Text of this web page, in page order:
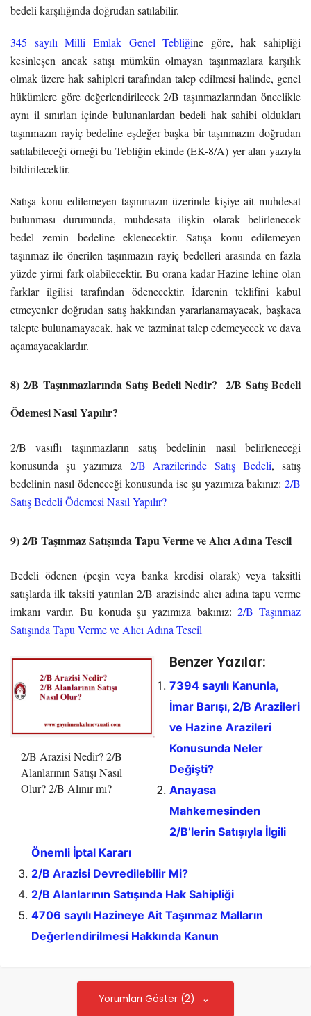
bedeli karşılığında doğrudan satılabilir.
345 sayılı Milli Emlak Genel Tebliğine göre, hak sahipliği
kesinleşen ancak satışı mümkün olmayan taşınmazlara karşılık
olmak üzere hak sahipleri tarafından talep edilmesi halinde, genel
hükümlere göre değerlendirilecek 2/B taşınmazlarından öncelikle
aynı il sınırları içinde bulunanlardan bedeli hak sahibi oldukları
taşınmazın rayiç bedeline eşdeğer başka bir taşınmazın doğrudan
satılabileceği örneği bu Tebliğin ekinde (EK-8/A) yer alan yazıyla
bildirilecektir.
Satışa konu edilemeyen taşınmazın üzerinde kişiye ait muhdesat
bulunması durumunda, muhdesata ilişkin olarak belirlenecek
bedel zemin bedeline eklenecektir. Satışa konu edilemeyen
taşınmaz ile önerilen taşınmazın rayiç bedelleri arasında en fazla
yüzde yirmi fark olabilecektir. Bu orana kadar Hazine lehine olan
farklar ilgilisi tarafından ödenecektir. İdarenin teklifini kabul
etmeyenler doğrudan satış hakkından yararlanamayacak, başkaca
talepte bulunamayacak, hak ve tazminat talep edemeyecek ve dava
açamayacaklardır.
8) 2/B Taşınmazlarında Satış Bedeli Nedir? 2/B Satış Bedeli
Ödemesi Nasıl Yapılır?
2/B vasıflı taşınmazların satış bedelinin nasıl belirleneceği
konusunda şu yazımıza 2/B Arazilerinde Satış Bedeli, satış
bedelinin nasıl ödeneceği konusunda ise şu yazımıza bakınız: 2/B
Satış Bedeli Ödemesi Nasıl Yapılır?
9) 2/B Taşınmaz Satışında Tapu Verme ve Alıcı Adına Tescil
Bedeli ödenen (peşin veya banka kredisi olarak) veya taksitli
satışlarda ilk taksiti yatırılan 2/B arazisinde alıcı adına tapu verme
imkanı vardır. Bu konuda şu yazımıza bakınız: 2/B Taşınmaz
Satışında Tapu Verme ve Alıcı Adına Tescil
2/B Arazisi Nedir? 2/B
Alanlarının Satışı Nasıl
Olur? 2/B Alınır mı?
Benzer Yazılar:
7394 sayılı Kanunla,
İmar Barışı, 2/B Arazileri
ve Hazine Arazileri
Konusunda Neler
Değişti?
Anayasa
Mahkemesinden
2/B’lerin Satışıyla İlgili
Önemli İptal Kararı
2/B Arazisi Devredilebilir Mi?
2/B Alanlarının Satışında Hak Sahipliği
4706 sayılı Hazineye Ait Taşınmaz Malların
Değerlendirilmesi Hakkında Kanun
Yorumları Göster (2)